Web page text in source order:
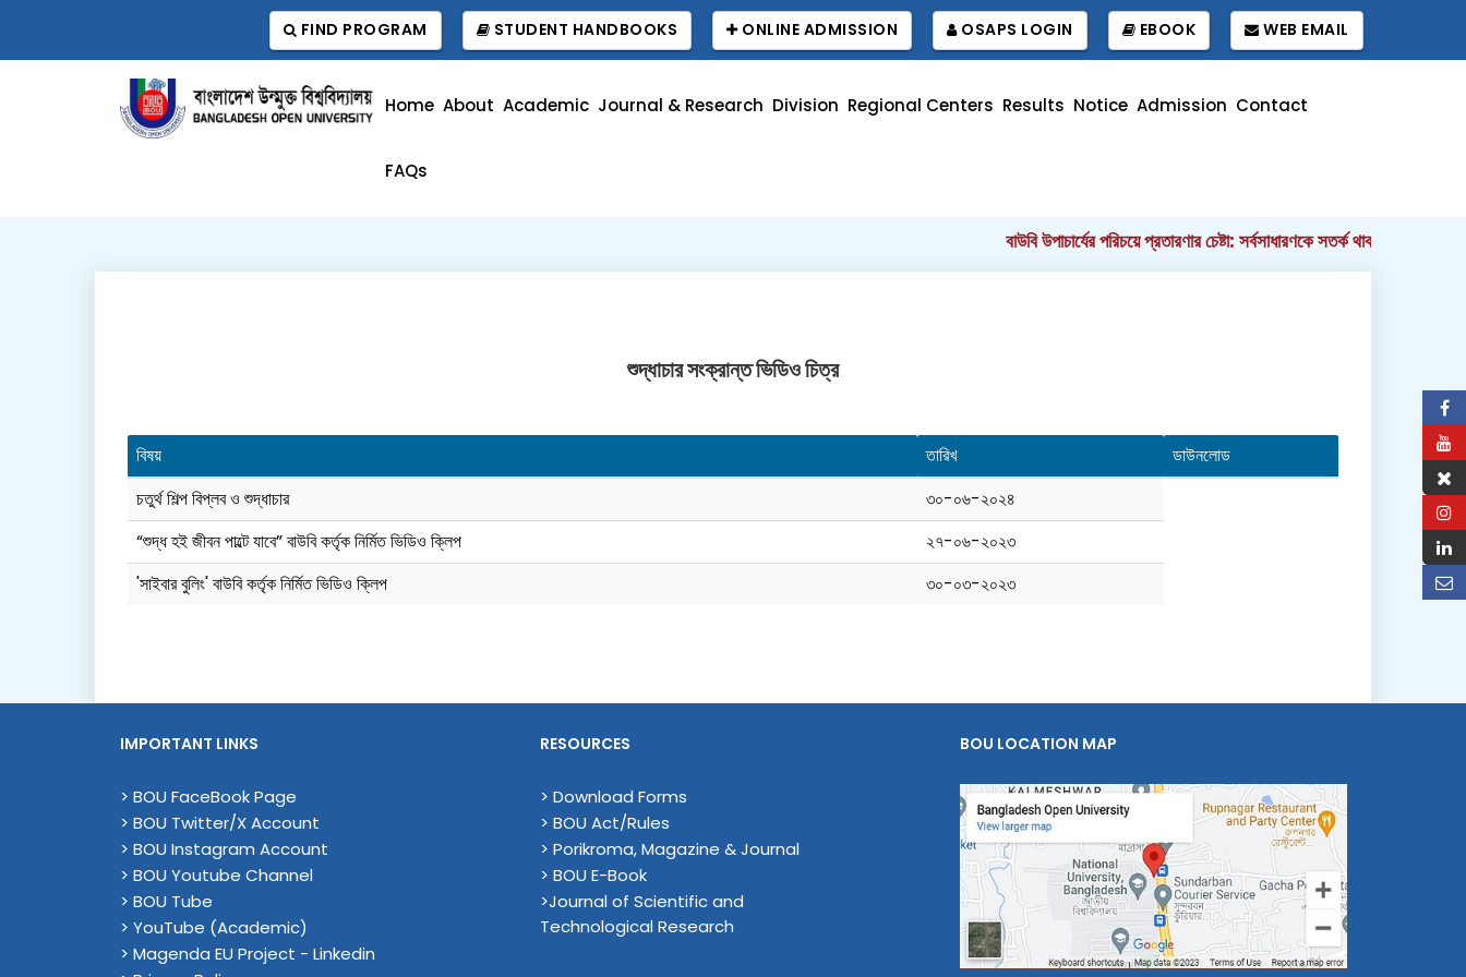
FIND PROGRAM STUDENT HANDBOOKS ONLINE ADMISSION OSAPS LOGIN EBOOK WEB EMAIL
Home About Academic Journal & Research Division Regional Centers Results Notice Admission Contact
FAQs
বাউবি উপাচার্যের পরিচয়ে প্রতারণার চেষ্টা: সর্বসাধারণকে সতর্ক থাকার আহ্বান
শুদ্ধাচার সংক্রান্ত ভিডিও চিত্র
বিষয় তারিখ
ডাউনলোড
চতুর্থ শিল্প বিপ্লব ও শুদ্ধাচার
৩০-০৬-২০২৪
“শুদ্ধ হই জীবন পাল্টে যাবে” বাউবি কর্তৃক নির্মিত ভিডিও ক্লিপ
২৭-০৬-২০২৩
'সাইবার বুলিং' বাউবি কর্তৃক নির্মিত ভিডিও ক্লিপ
৩০-০৩-২০২৩
IMPORTANT LINKS
> BOU FaceBook Page
> BOU Twitter/X Account
> BOU Instagram Account
> BOU Youtube Channel
> BOU Tube
> YouTube (Academic)
> Magenda EU Project - Linkedin
RESOURCES
> Download Forms
> BOU Act/Rules
> Porikroma, Magazine & Journal
> BOU E-Book
>Journal of Scientific and
Technological Research
BOU LOCATION MAP